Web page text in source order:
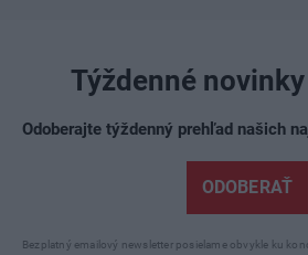
Týždenné
Odoberajte týždenný prehľad našich
ODOBERAŤ
Bezplatný emailový newsletter posielame obvykle ku